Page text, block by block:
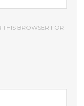
THIS BROWSER FOR